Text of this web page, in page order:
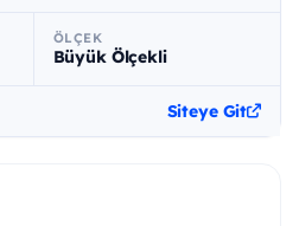
ÖLÇEK
Büyük Ölçekli
Siteye Git